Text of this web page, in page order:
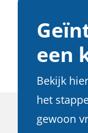
een
Bekijk
het
gewoon